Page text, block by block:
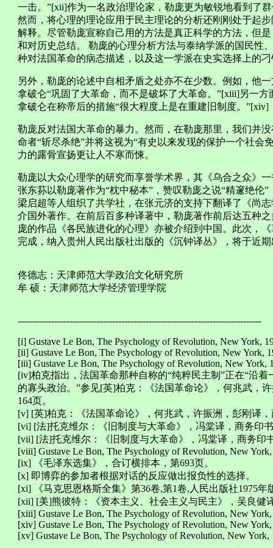
一击。”[xii]作为一名政治理论家，勒庞更为敏锐地看到了
然而，将心理的理论应用于民主理论的分析还刚刚处于起
解释。尽管勒庞宣称自己用的方法是真正科学的方法，但
和对历史总结。 勒庞的心理分析方法与泰纳学派的国民性
种对法国革命的病态描述，以及这一学派在史实选择上的
另外，勒庞的论述中自相矛盾之处亦不在少数。例如，他
拿破仑“巩固了大革命，而不是破坏了大革命。”[xiii]另一
拿破仑在称帝后的措施“很大程度上是在重建旧制度。”[xiv]
勒庞反对法国大革命的暴力。然而，在勒庞那里，我们并
命者“斩尽杀绝”并将这视为“有史以来发现的保护一个社会
力的露骨宣扬更让人不寒而悚。
勒庞以大众心理学的研究而享誉学术界，其《乌合之众》
张东荪以勒庞著作为“枕中秘本”，赞叹勒庞之说“精邃绝伦
梁启超等人组织了共学社，在张元济的支持下翻译了《尚
介国外著作。在前后百多种译著中，勒庞著作前后达五种
庞的作品《各民族进化的心理》亦被介绍到中国。此次，
完成，纳入贵州人民出版社出版的《沉钟译丛》，将于近
佟德志：天津师范大学政治文化研究所
牟 硕：天津师范大学经济管理学院
--------------------------------------------------------------------------------
[i] Gustave Le Bon, The Psychology of Revolution, New York,
[ii] Gustave Le Bon, The Psychology of Revolution, New York,
[iii] Gustave Le Bon, The Psychology of Revolution, New York,
[iv]柏克指出，法国革命那种自称的“纯粹民主制”正在“沿
的寡头政治。”参见[英]柏克：《法国革命论》，何兆武，
164页。
[v] [英]柏克：《法国革命论》，何兆武，许振洲，彭刚译
[vi] [法]托克维尔：《旧制度与大革命》，冯棠译，商务印
[vii] [法]托克维尔：《旧制度与大革命》，冯棠译，商务印
[viii] Gustave Le Bon, The Psychology of Revolution, New
[ix] 《毛泽东选集》，合订横排本，第693页。
[x] 即博弈的参加者根据对话的反应做出报负性的选择。
[xi] 《马克思恩格斯全集》第36卷,第1卷,人民出版社1975年
[xii] [美]熊彼特：《资本主义、社会主义与民主》，吴良健
[xiii] Gustave Le Bon, The Psychology of Revolution, New
[xiv] Gustave Le Bon, The Psychology of Revolution, New
[xv] Gustave Le Bon, The Psychology of Revolution, New York,